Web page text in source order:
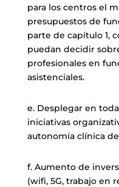
para los centros el
presupuestos de
parte de capítulo 1,
puedan decidir
profesionales en
asistenciales.
e. Desplegar en
iniciativas
autonomía clínica de
f. Aumento de
(wifi, 5G, trabajo en